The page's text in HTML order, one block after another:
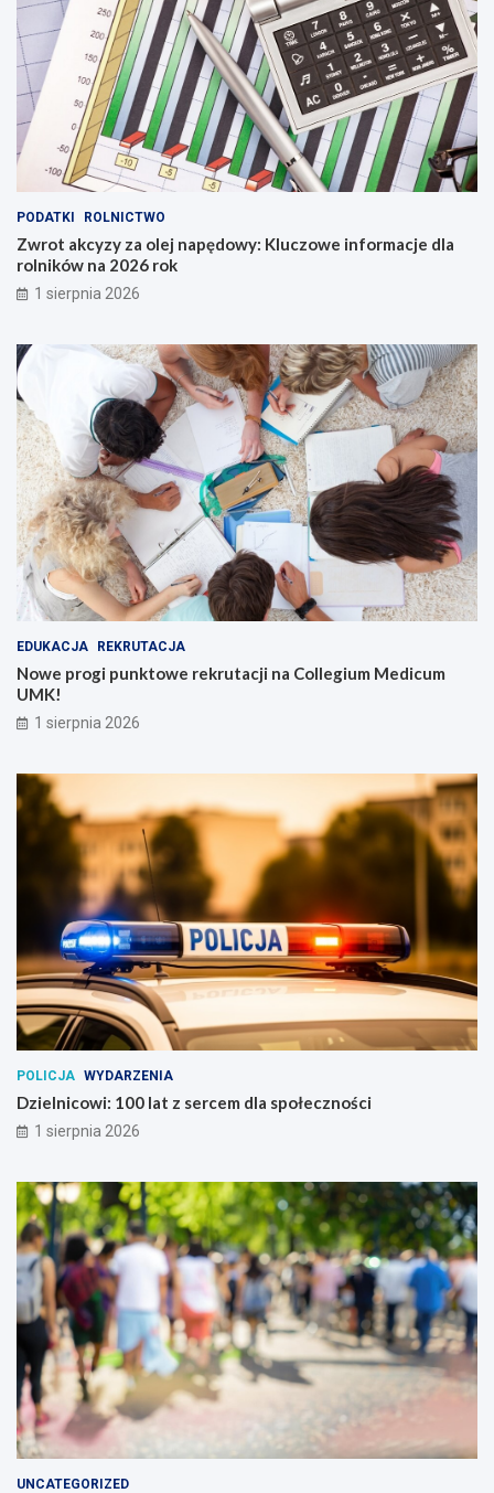
PODATKI ROLNICTWO
Zwrot akcyzy za olej napędowy: Kluczowe informacje dla
rolników na 2026 rok
1 sierpnia 2026
EDUKACJA REKRUTACJA
Nowe progi punktowe rekrutacji na Collegium Medicum
UMK!
1 sierpnia 2026
POLICJA WYDARZENIA
Dzielnicowi: 100 lat z sercem dla społeczności
1 sierpnia 2026
UNCATEGORIZED